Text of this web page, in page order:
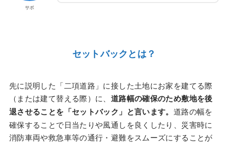
サボ
セットバックとは？
先に説明した「二項道路」に接した土地にお家を建てる際
（または建て替える際）に、 道路幅の確保のため敷地を後
退させることを「セットバック」と言います。 道路の幅を
確保することで日当たりや風通しを良くしたり、災害時に
消防車両や救急車等の通行・避難をスムーズにすることが